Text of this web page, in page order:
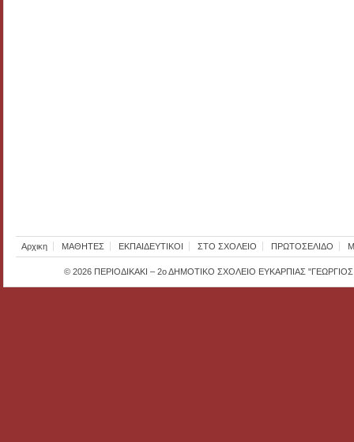
Αρχικη ΜΑΘΗΤΕΣ ΕΚΠΑΙΔΕΥΤΙΚΟΙ ΣΤΟ ΣΧΟΛΕΙΟ ΠΡΩΤΟΣΕΛΙΔΟ
© 2026 ΠΕΡΙΟΔΙΚΑΚΙ – 2ο ΔΗΜΟΤΙΚΟ ΣΧΟΛΕΙΟ ΕΥΚΑΡΠΙΑΣ